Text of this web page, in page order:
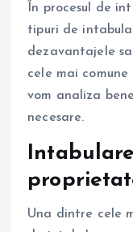
În procesul de
tipuri de
dezavantajele
cele mai
vom analiza
necesare.
Una dintre cele